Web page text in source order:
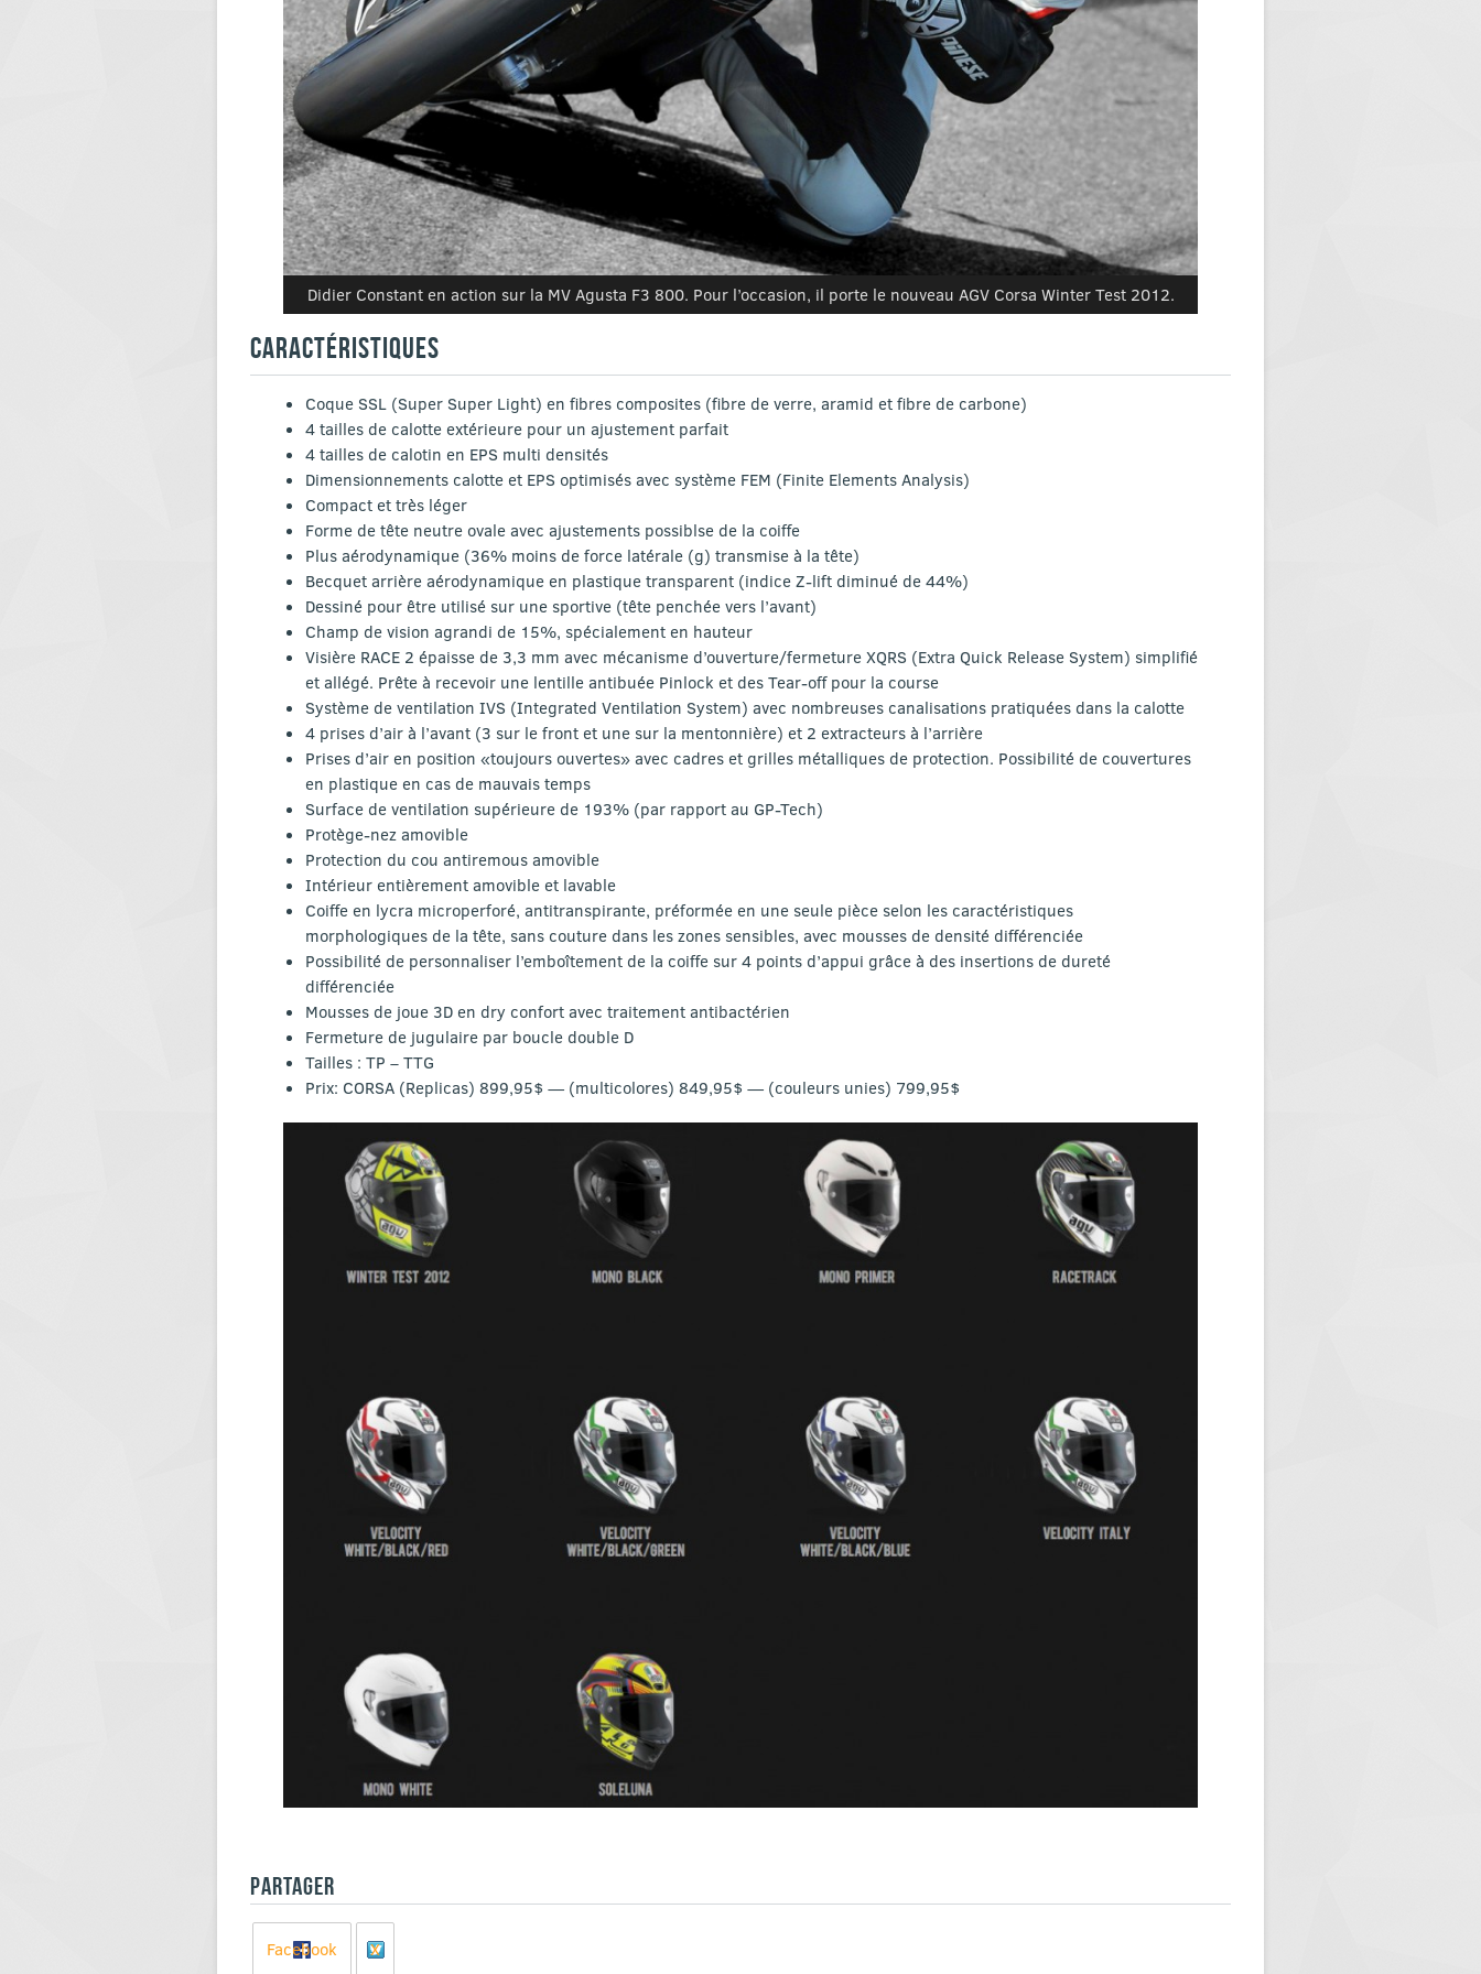
Didier Constant en action sur la MV Agusta F3 800. Pour l’occasion, il porte le nouveau AGV Corsa Winter Test 2012.
CARACTÉRISTIQUES
Coque SSL (Super Super Light) en fibres composites (fibre de verre, aramid et fibre de carbone)
4 tailles de calotte extérieure pour un ajustement parfait
4 tailles de calotin en EPS multi densités
Dimensionnements calotte et EPS optimisés avec système FEM (Finite Elements Analysis)
Compact et très léger
Forme de tête neutre ovale avec ajustements possiblse de la coiffe
Plus aérodynamique (36% moins de force latérale (g) transmise à la tête)
Becquet arrière aérodynamique en plastique transparent (indice Z-lift diminué de 44%)
Dessiné pour être utilisé sur une sportive (tête penchée vers l’avant)
Champ de vision agrandi de 15%, spécialement en hauteur
Visière RACE 2 épaisse de 3,3 mm avec mécanisme d’ouverture/fermeture XQRS (Extra Quick Release System) simplifié
et allégé. Prête à recevoir une lentille antibuée Pinlock et des Tear-off pour la course
Système de ventilation IVS (Integrated Ventilation System) avec nombreuses canalisations pratiquées dans la calotte
4 prises d’air à l’avant (3 sur le front et une sur la mentonnière) et 2 extracteurs à l’arrière
Prises d’air en position «toujours ouvertes» avec cadres et grilles métalliques de protection. Possibilité de couvertures
en plastique en cas de mauvais temps
Surface de ventilation supérieure de 193% (par rapport au GP-Tech)
Protège-nez amovible
Protection du cou antiremous amovible
Intérieur entièrement amovible et lavable
Coiffe en lycra microperforé, antitranspirante, préformée en une seule pièce selon les caractéristiques
morphologiques de la tête, sans couture dans les zones sensibles, avec mousses de densité différenciée
Possibilité de personnaliser l’emboîtement de la coiffe sur 4 points d’appui grâce à des insertions de dureté
différenciée
Mousses de joue 3D en dry confort avec traitement antibactérien
Fermeture de jugulaire par boucle double D
Tailles : TP – TTG
Prix: CORSA (Replicas) 899,95$ — (multicolores) 849,95$ — (couleurs unies) 799,95$
PARTAGER
Facebook X